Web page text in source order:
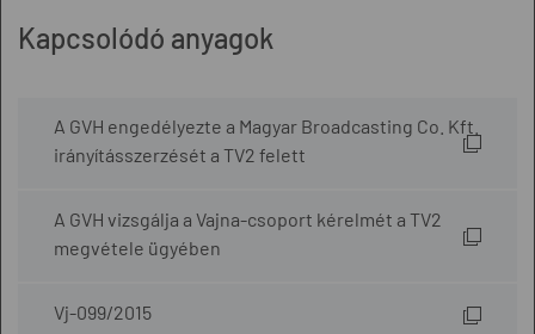
Kapcsolódó anyagok
A GVH engedélyezte a Magyar Broadcasting Co. Kft.
irányításszerzését a TV2 felett
A GVH vizsgálja a Vajna-csoport kérelmét a TV2
megvétele ügyében
Vj-099/2015